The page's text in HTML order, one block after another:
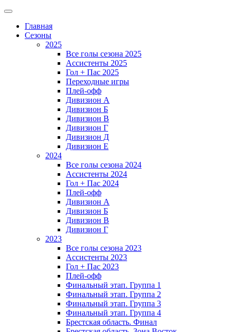
Главная
Сезоны
2025
Все голы сезона 2025
Ассистенты 2025
Гол + Пас 2025
Переходные игры
Плей-офф
Дивизион A
Дивизион Б
Дивизион В
Дивизион Г
Дивизион Д
Дивизион Е
2024
Все голы сезона 2024
Ассистенты 2024
Гол + Пас 2024
Плей-офф
Дивизион A
Дивизион Б
Дивизион В
Дивизион Г
2023
Все голы сезона 2023
Ассистенты 2023
Гол + Пас 2023
Плей-офф
Финальный этап. Группа 1
Финальный этап. Группа 2
Финальный этап. Группа 3
Финальный этап. Группа 4
Брестская область. Финал